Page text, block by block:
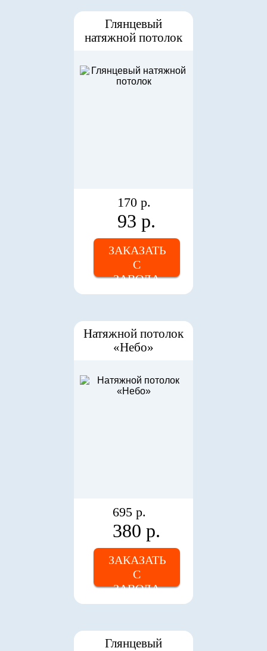
Глянцевый
натяжной потолок
170 р.
93 р.
ЗАКАЗАТЬ
С
ЗАВОДА
Натяжной потолок
«Небо»
695 р.
380 р.
ЗАКАЗАТЬ
С
ЗАВОДА
Глянцевый